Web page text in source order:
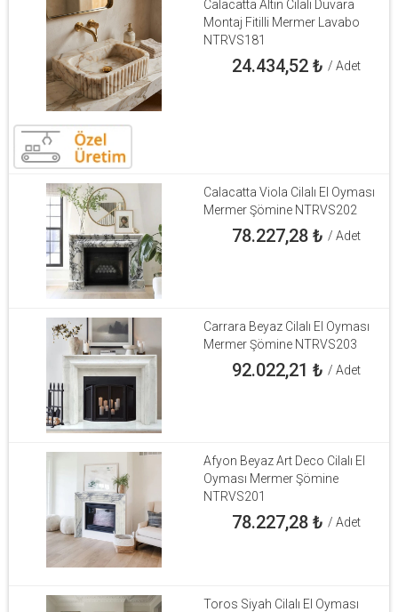
Calacatta Altın Cilalı Duvara
Montaj Fitilli Mermer Lavabo
NTRVS181
24.434,52 ₺ / Adet
Calacatta Viola Cilalı El Oyması
Mermer Şömine NTRVS202
78.227,28 ₺ / Adet
Carrara Beyaz Cilalı El Oyması
Mermer Şömine NTRVS203
92.022,21 ₺ / Adet
Afyon Beyaz Art Deco Cilalı El
Oyması Mermer Şömine
NTRVS201
78.227,28 ₺ / Adet
Toros Siyah Cilalı El Oyması